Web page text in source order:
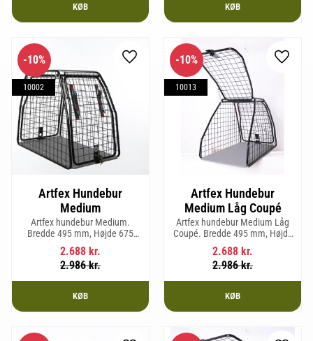
KØB KØB
Artfex Hundebur
Medium
Artfex hundebur Medium.
Bredde 495 mm, Højde 675
mm, Dybde 830 mm og vægt 17
kg.
2.688 kr.
2.986kr.
10%
10002
Gem som favorit
KØB
Artfex Hundebur
Medium Låg Coupé
Artfex hundebur Medium Låg
Coupé. Bredde 495 mm, Højde
580 mm, Dybde 830 mm og
vægt 15,2 kg.
2.688 kr.
2.986kr.
10%
10013
Gem
KØB